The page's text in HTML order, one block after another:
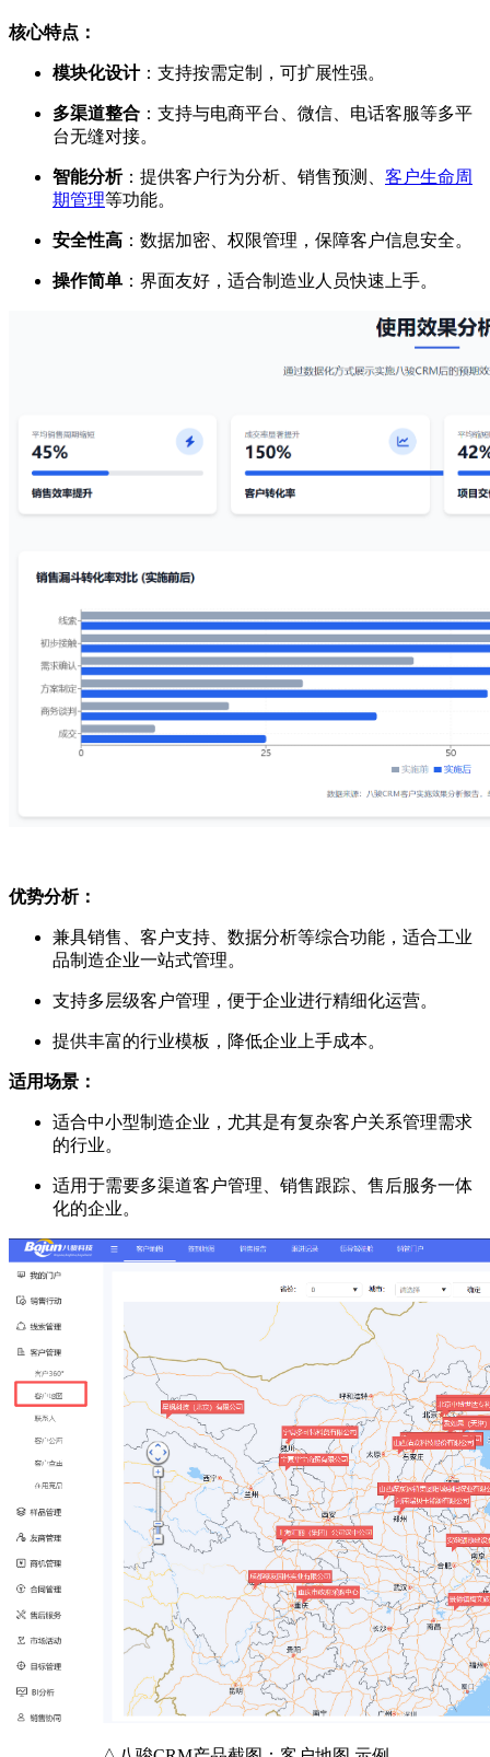
核心特点：
模块化设计：支持按需定制，可扩展性强。
多渠道整合 ：支持与电商平台、微信、电话客服等多平
台无缝对接。
智能分析：提供客户行为分析、销售预测、 客户生命周
期管理等功能。
安全性高 ：数据加密、权限管理，保障客户信息安全。
操作简单 ：界面友好，适合制造业人员快速上手。
优势分析：
兼具销售、客户支持、数据分析等综合功能，适合工业
品制造企业一站式管理。
支持多层级客户管理，便于企业进行精细化运营。
提供丰富的行业模板，降低企业上手成本。
适用场景：
适合中小型制造企业，尤其是有复杂客户关系管理需求
的行业。
适用于需要多渠道客户管理、销售跟踪、售后服务一体
化的企业。